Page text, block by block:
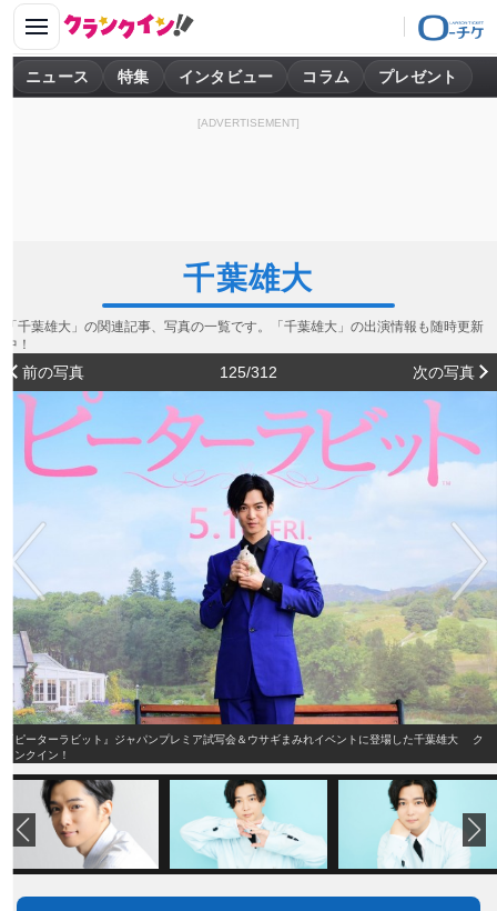
ニュース 特集 インタビュー コラム プレゼント
[ADVERTISEMENT]
千葉雄大
「千葉雄大」の関連記事、写真の一覧です。「千葉雄大」の出演情報も随時更新
中！
前の写真 125/312 次の写真
『ピーターラビット』ジャパンプレミア試写会＆ウサギまみれイベントに登場した千葉雄大 ク
ランクイン！